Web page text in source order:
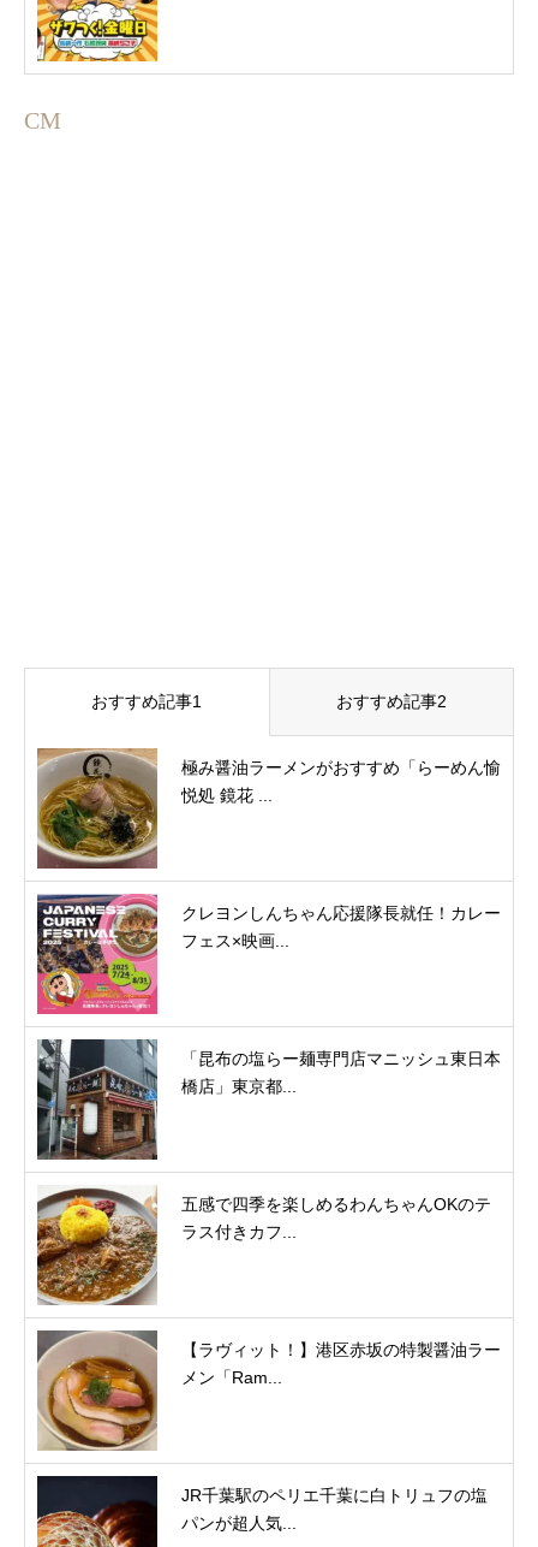
CM
おすすめ記事1 おすすめ記事2
極み醤油ラーメンがおすすめ「らーめん愉
悦処 鏡花 ...
クレヨンしんちゃん応援隊長就任！カレー
フェス×映画...
「昆布の塩らー麺専門店マニッシュ東日本
橋店」東京都...
五感で四季を楽しめるわんちゃんOKのテ
ラス付きカフ...
【ラヴィット！】港区赤坂の特製醤油ラー
メン「Ram...
JR千葉駅のペリエ千葉に白トリュフの塩
パンが超人気...